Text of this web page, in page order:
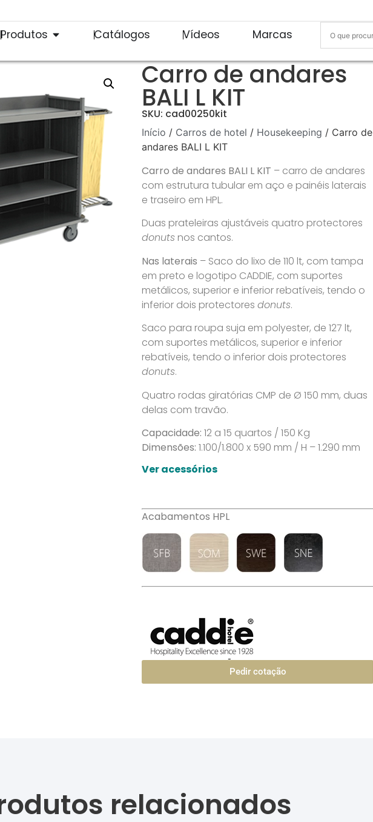
Produtos Catálogos Vídeos Marcas
Carro de andares
BALI L KIT
SKU: cad00250kit
Início / Carros de hotel / Housekeeping / Carro de
andares BALI L KIT
Carro de andares BALI L KIT – carro de andares
com estrutura tubular em aço e painéis laterais
e traseiro em HPL.
Duas prateleiras ajustáveis quatro protectores
donutsnos cantos.
Nas laterais – Saco do lixo de 110 lt, com tampa
em preto e logotipo CADDIE, com suportes
metálicos, superior e inferior rebatíveis, tendo o
inferior dois protectores donuts.
Saco para roupa suja em polyester, de 127 lt,
com suportes metálicos, superior e inferior
rebatíveis, tendo o inferior dois protectores
donuts.
Quatro rodas giratórias CMP de Ø 150 mm, duas
delas com travão.
Capacidade: 12 a 15 quartos / 150 Kg
Dimensões: 1.100/1.800 x 590 mm / H – 1.290 mm
Ver acessórios
Acabamentos HPL
Pedir cotação
relacionados